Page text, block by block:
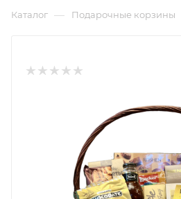
Каталог — Подарочные корзины